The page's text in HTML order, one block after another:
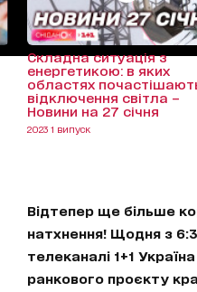
Складна ситуація з
енергетикою: в яких
областях
відключення світла –
Новини на 27 січня
2023 1 випуск
Відтепер ще більше
натхнення! Щодня з
телеканалі 1+1
ранкового проєкту